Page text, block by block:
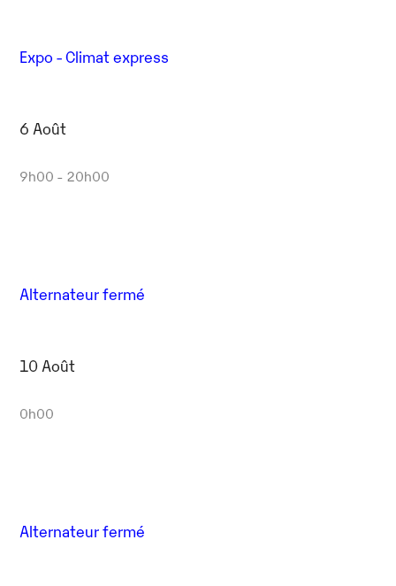
Expo - Climat express
6 Août
9h00 - 20h00
Alternateur fermé
10 Août
0h00
Alternateur fermé